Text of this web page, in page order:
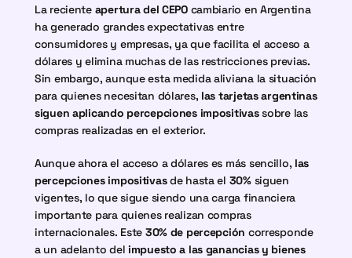
La reciente apertura del CEPO cambiario en Argentina
ha generado grandes expectativas entre
consumidores y empresas, ya que facilita el acceso a
dólares y elimina muchas de las restricciones previas.
Sin embargo, aunque esta medida aliviana la situación
para quienes necesitan dólares, las tarjetas argentinas
siguen aplicando percepciones impositivas sobre las
compras realizadas en el exterior.
Aunque ahora el acceso a dólares es más sencillo, las
percepciones impositivas de hasta el 30% siguen
vigentes, lo que sigue siendo una carga financiera
importante para quienes realizan compras
internacionales. Este 30% de percepción corresponde
a un adelanto del impuesto a las ganancias y bienes